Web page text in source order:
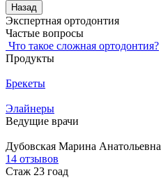
Назад
Экспертная ортодонтия
Частые вопросы
Что такое сложная ортодонтия?
Продукты
Брекеты
Элайнеры
Ведущие врачи
Дубовская Марина Анатольевна
14 отзывов
Стаж 23 гоад